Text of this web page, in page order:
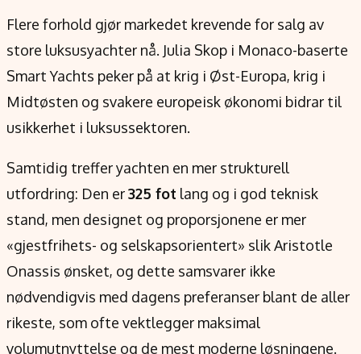
Flere forhold gjør markedet krevende for salg av
store luksusyachter nå. Julia Skop i Monaco-baserte
Smart Yachts peker på at krig i Øst-Europa, krig i
Midtøsten og svakere europeisk økonomi bidrar til
usikkerhet i luksussektoren.
Samtidig treffer yachten en mer strukturell
utfordring: Den er325 fot lang og i god teknisk
stand, men designet og proporsjonene er mer
«gjestfrihets- og selskapsorientert» slik Aristotle
Onassis ønsket, og dette samsvarer ikke
nødvendigvis med dagens preferanser blant de aller
rikeste, som ofte vektlegger maksimal
volumutnyttelse og de mest moderne løsningene.